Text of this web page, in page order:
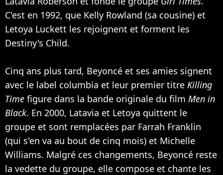
C'est en 1992, que Kelly Rowland (sa cousine) et
Letoya Luckett les rejoignent et forment les
Destiny's Child.
Cinq ans plus tard, Beyoncé et ses amies signent
avec le label columbia et leur premier titre Killing
Time figure dans la bande originale du film Men in
Black. En 2000, Latavia et Letoya quittent le
groupe et sont remplacées par Farrah Franklin
(qui s'en va au bout de cinq mois) et Michelle
Williams. Malgré ces changements, Beyoncé reste
la vedette du groupe, elle compose et chante les